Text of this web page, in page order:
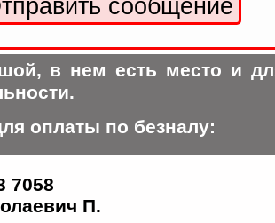
в нем есть место и
оплаты по безналу:
7058
П.